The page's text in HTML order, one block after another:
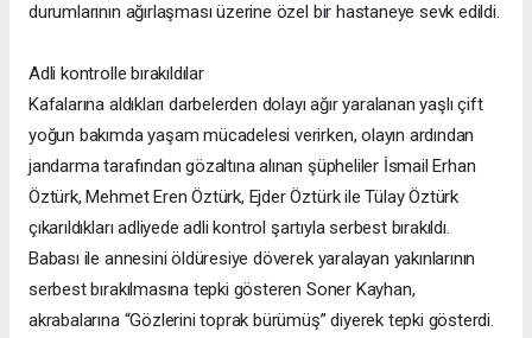
durumlarının ağırlaşması üzerine özel bir hastaneye sevk edildi.
Adli kontrolle bırakıldılar
Kafalarına aldıkları darbelerden dolayı ağır yaralanan yaşlı çift
yoğun bakımda yaşam mücadelesi verirken, olayın ardından
jandarma tarafından gözaltına alınan şüpheliler İsmail Erhan
Öztürk, Mehmet Eren Öztürk, Ejder Öztürk ile Tülay Öztürk
çıkarıldıkları adliyede adli kontrol şartıyla serbest bırakıldı.
Babası ile annesini öldüresiye döverek yaralayan yakınlarının
serbest bırakılmasına tepki gösteren Soner Kayhan,
akrabalarına “Gözlerini toprak bürümüş” diyerek tepki gösterdi.